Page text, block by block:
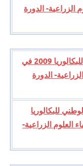
الزراعية- الدورة
موضوع الامتحان الوطني للبكالوريا 2009 في
الدورة
للبكالوريا
العلوم الزراعية-